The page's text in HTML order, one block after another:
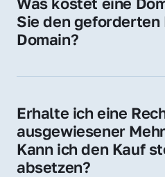
Adressen oder als
Sie den geforderten
Domain?
Domain liegt ein
unverbindliches
Erhalte ich eine
ausgewiesener
Kann ich den Kauf
absetzen?